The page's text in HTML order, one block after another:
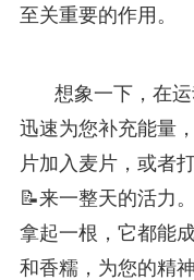
至关重要的作用。
想象一下，在
迅速为您补充能量
片加入麦片，或者
📝来一整天的活力
拿起一根，它都能
和香糯，为您的精